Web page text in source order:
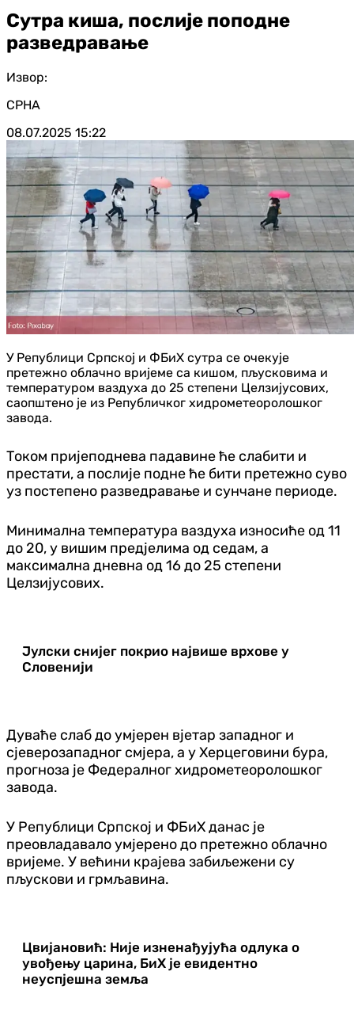
Сутра киша, послије поподне
разведравање
Извор:
СРНА
08.07.2025 15:22
У Републици Српској и ФБиХ сутра се очекује
претежно облачно вријеме са кишом, пљусковима и
температуром ваздуха до 25 степени Целзијусових,
саопштено је из Републичког хидрометеоролошког
завода.
Током пријеподнева падавине ће слабити и
престати, а послије подне ће бити претежно суво
уз постепено разведравање и сунчане периоде.
Минимална температура ваздуха износиће од 11
до 20, у вишим предјелима од седам, а
максимална дневна од 16 до 25 степени
Целзијусових.
Јулски снијег покрио највише врхове у
Словенији
Дуваће слаб до умјерен вјетар западног и
сјеверозападног смјера, а у Херцеговини бура,
прогноза је Федералног хидрометеоролошког
завода.
У Републици Српској и ФБиХ данас је
преовладавало умјерено до претежно облачно
вријеме. У већини крајева забиљежени су
пљускови и грмљавина.
Цвијановић: Није изненађујућа одлука о
увођењу царина, БиХ је евидентно
неуспјешна земља